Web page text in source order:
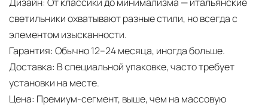
светильники охватывают разные стили, но всегда с
элементом изысканности.
Гарантия: Обычно 12–24 месяца, иногда больше.
Доставка: В специальной упаковке, часто требует
установки на месте.
Цена: Премиум-сегмент, выше, чем на массовую